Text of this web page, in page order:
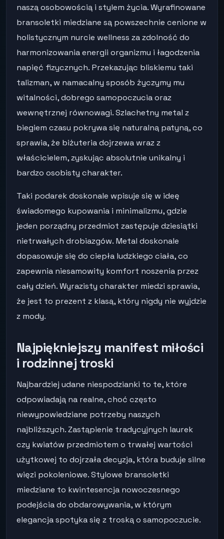
naszą osobowością i stylem życia. Wyrafinowane
bransoletki miedziane są powszechnie cenione w
holistycznym nurcie wellness za zdolność do
harmonizowania energii organizmu i łagodzenia
napięć fizycznych. Przekazując bliskiemu taki
talizman, w namacalny sposób życzymy mu
witalności, dobrego samopoczucia oraz
wewnętrznej równowagi. Szlachetny metal z
biegiem czasu pokrywa się naturalną patyną, co
sprawia, że biżuteria dojrzewa wraz z
właścicielem, zyskując absolutnie unikalny i
bardzo osobisty charakter.
Taki podarek doskonale wpisuje się w ideę
świadomego kupowania i minimalizmu, gdzie
jeden porządny przedmiot zastępuje dziesiątki
nietrwałych drobiazgów. Metal doskonale
dopasowuje się do ciepła ludzkiego ciała, co
zapewnia niesamowity komfort noszenia przez
cały dzień. Wyrazisty charakter miedzi sprawia,
że jest to prezent z klasą, który nigdy nie wyjdzie
z mody.
Najpiękniejszy manifest miłości
i rodzinnej troski
Najbardziej udane niespodzianki to te, które
odpowiadają na realne, choć często
niewypowiedziane potrzeby naszych
najbliższych. Zastąpienie tradycyjnych laurek
czy kwiatów przedmiotem o trwałej wartości
użytkowej to dojrzała decyzja, która buduje silne
więzi pokoleniowe. Stylowe bransoletki
miedziane to kwintesencja nowoczesnego
podejścia do obdarowywania, w którym
elegancja spotyka się z troską o samopoczucie.